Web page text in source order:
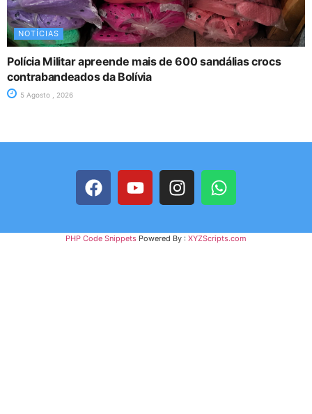
NOTÍCIAS
Polícia Militar apreende mais de 600 sandálias crocs
contrabandeados da Bolívia
5 Agosto , 2026
PHP Code Snippets Powered By : XYZScripts.com